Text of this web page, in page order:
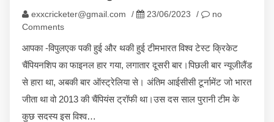
exxcricketer@gmail.com / 23/06/2023 /
no
Comments
आपका -विपुलएक पकी हुई और थकी हुई टीमभारत विश्व टेस्ट क्रिकेट
चैंपियनशिप का फाइनल हार गया, लगातार दूसरी बार।पिछली बार न्यूजीलैंड
से हारा था, अबकी बार ऑस्ट्रेलिया से। अंतिम आईसीसी टूर्नामेंट जो भारत
जीता था वो 2013 की चैंपियंस ट्रॉफी था।उस दस साल पुरानी टीम के
कुछ सदस्य इस विश्व…